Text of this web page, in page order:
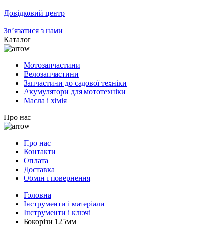
Довідковий центр
Зв’язатися з нами
Каталог
Мотозапчастини
Велозапчастини
Запчастини до садової техніки
Акумулятори для мототехніки
Масла і хімія
Про нас
Про нас
Контакти
Оплата
Доставка
Обмін і повернення
Головна
Інструменти і матеріали
Інструменти і ключі
Бокорізи 125мм